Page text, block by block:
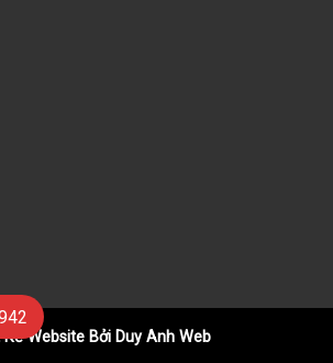
Website Bởi Duy Anh Web